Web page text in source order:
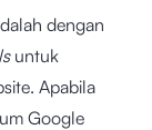
dengan
untuk
Apabila
Google